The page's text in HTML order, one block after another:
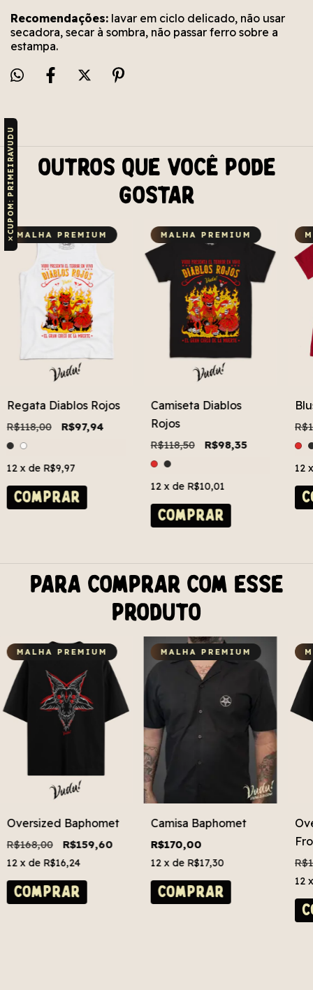
Recomendações: lavar em ciclo delicado, não usar
secadora, secar à sombra, não passar ferro sobre a
estampa.
Outros que você pode
gostar
MALHA PREMIUM
Regata Diablos Rojos
R$118,00 R$97,94
12 x de R$9,97
COMPRAR
MALHA PREMIUM
Camiseta Diablos
Rojos
R$118,50 R$98,35
12 x de R$10,01
COMPRAR
12
Para comprar com esse
produto
MALHA PREMIUM
Oversized Baphomet
R$168,00 R$159,60
12 x de R$16,24
COMPRAR
MALHA PREMIUM
Camisa Baphomet
R$170,00
12 x de R$17,30
COMPRAR
12
✕
CUPOM: PRIMEIRAVUDU